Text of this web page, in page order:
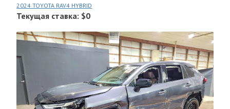
2024 TOYOTA RAV4 HYBRID
Текущая ставка: $0